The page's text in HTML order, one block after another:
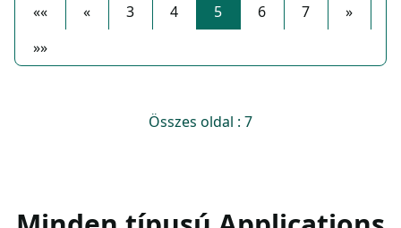
«« « 3 4 5 6 7
»
»»
Összes oldal : 7